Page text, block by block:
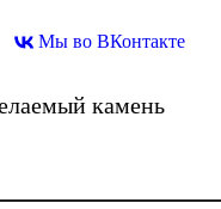
Мы во ВКонтакте
камень